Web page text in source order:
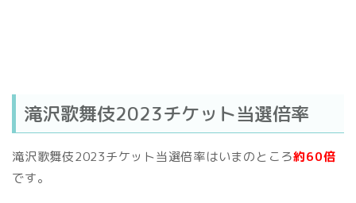
滝沢歌舞伎2023チケット当選倍率
滝沢歌舞伎2023チケット当選倍率はいまのところ約60倍
です。